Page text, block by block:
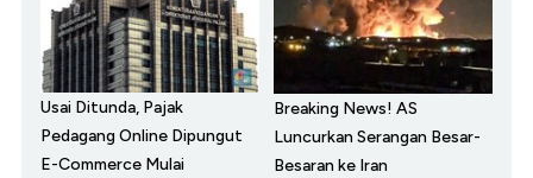
Usai Ditunda, Pajak
Pedagang Online Dipungut
E-Commerce Mulai
Breaking News! AS
Luncurkan Serangan Besar-
Besaran ke Iran